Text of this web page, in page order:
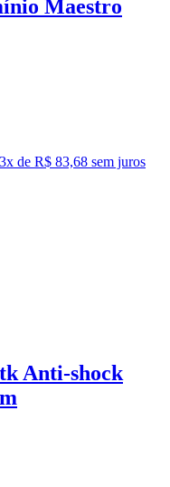
Maestro
3x de R$ 83,68 sem juros
Anti-shock